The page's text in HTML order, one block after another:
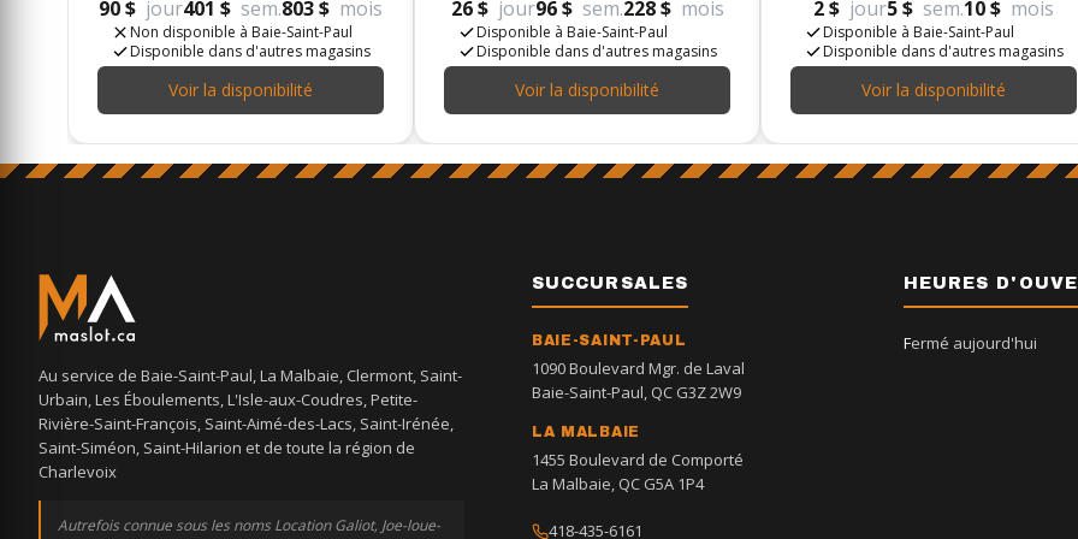
90 $ jour401 $ sem.803 $ mois
Non disponible à Baie-Saint-Paul
Disponible dans d'autres magasins
Voir la disponibilité
26 $ jour96 $ sem.228 $ mois
Disponible à Baie-Saint-Paul
Disponible dans d'autres magasins
Voir la disponibilité
2 $ jour5 $ sem.10 $ mois
Disponible à Baie-Saint-Paul
Disponible dans d'autres magasins
Voir la disponibilité
Au service de Baie-Saint-Paul, La Malbaie, Clermont, Saint-
Urbain, Les Éboulements, L'Isle-aux-Coudres, Petite-
Rivière-Saint-François, Saint-Aimé-des-Lacs, Saint-Irénée,
Saint-Siméon, Saint-Hilarion et de toute la région de
Charlevoix
Autrefois connue sous les noms Location Galiot, Joe-loue-
SUCCURSALES
BAIE-SAINT-PAUL
1090 Boulevard Mgr. de Laval
Baie-Saint-Paul, QC G3Z 2W9
LA MALBAIE
1455 Boulevard de Comporté
La Malbaie, QC G5A 1P4
418-435-6161
HEURES
Fermé aujourd'hui